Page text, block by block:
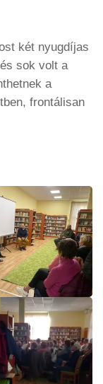
két nyugdíjas
sok volt a
a
frontálisan